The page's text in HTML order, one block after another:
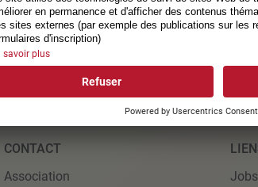
CONTACT
Association
Jobs